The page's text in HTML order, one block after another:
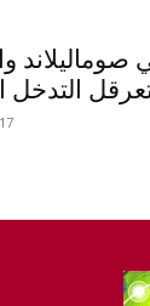
صوماليلاند
التدخل